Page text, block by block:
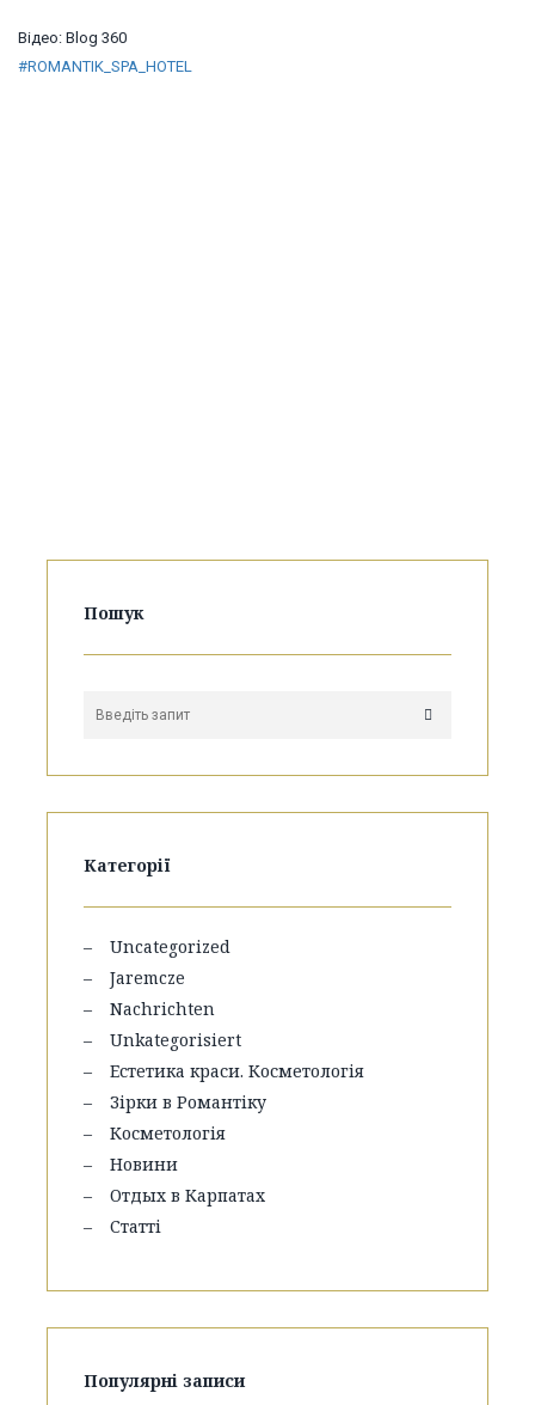
Відео: Blog 360
#ROMANTIK_SPA_HOTEL
Пошук
Категорії
Uncategorized
Jaremcze
Nachrichten
Unkategorisiert
Естетика краси. Косметологія
Зірки в Романтіку
Косметологія
Новини
Отдых в Карпатах
Статті
Популярні записи